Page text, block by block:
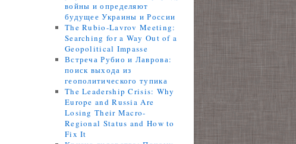
войны и определяют
будущее Украины и России
The Rubio-Lavrov Meeting:
Searching for a Way Out of a
Geopolitical Impasse
Встреча Рубио и Лаврова:
поиск выхода из
геополитического тупика
The Leadership Crisis: Why
Europe and Russia Are
Losing Their Macro-
Regional Status and How to
Fix It